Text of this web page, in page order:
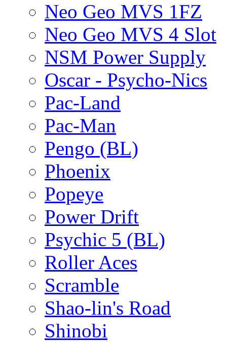
Neo Geo MVS 1FZ
Neo Geo MVS 4 Slot
NSM Power Supply
Oscar - Psycho-Nics
Pac-Land
Pac-Man
Pengo (BL)
Phoenix
Popeye
Power Drift
Psychic 5 (BL)
Roller Aces
Scramble
Shao-lin's Road
Shinobi